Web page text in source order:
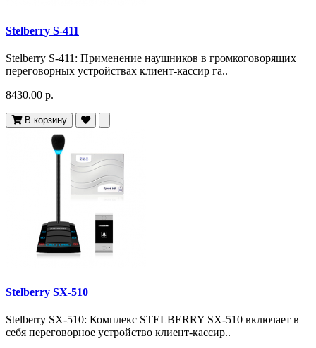
Stelberry S-411
Stelberry S-411: Применение наушников в громкоговорящих
переговорных устройствах клиент-кассир га..
8430.00 р.
В корзину
Stelberry SX-510
Stelberry SX-510: Комплекс STELBERRY SX-510 включает в
себя переговорное устройство клиент-кассир..